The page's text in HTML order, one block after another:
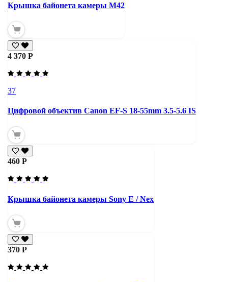
Крышка байонета камеры М42
4 370 Р
37
Цифровой объектив Canon EF-S 18-55mm 3.5-5.6 IS
460 Р
Крышка байонета камеры Sony E / Nex
370 Р